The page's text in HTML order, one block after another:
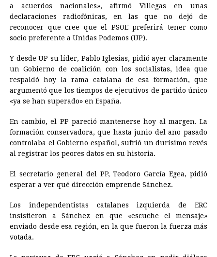
a acuerdos nacionales», afirmó Villegas en unas
declaraciones radiofónicas, en las que no dejó de
reconocer que cree que el PSOE preferirá tener como
socio preferente a Unidas Podemos (UP).
Y desde UP su líder, Pablo Iglesias, pidió ayer claramente
un Gobierno de coalición con los socialistas, idea que
respaldó hoy la rama catalana de esa formación, que
argumentó que los tiempos de ejecutivos de partido único
«ya se han superado» en España.
En cambio, el PP pareció mantenerse hoy al margen. La
formación conservadora, que hasta junio del año pasado
controlaba el Gobierno español, sufrió un durísimo revés
al registrar los peores datos en su historia.
El secretario general del PP, Teodoro García Egea, pidió
esperar a ver qué dirección emprende Sánchez.
Los independentistas catalanes izquierda de ERC
insistieron a Sánchez en que «escuche el mensaje»
enviado desde esa región, en la que fueron la fuerza más
votada.